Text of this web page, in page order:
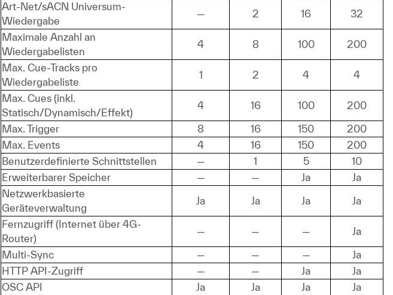
Art-Net/sACN Universum-
Wiedergabe
— 2 16 32
Maximale Anzahl an
Wiedergabelisten
4 8 100 200
Max. Cue-Tracks pro
Wiedergabeliste
1 2 4 4
Max. Cues (inkl.
Statisch/Dynamisch/Effekt)
4 16 100 200
Max. Trigger 8 16 150
200
Max. Events
4 16 150
200
Benutzerdefinierte Schnittstellen
— 1 5
10
Erweiterbarer Speicher
— — Ja
Ja
Netzwerkbasierte
Geräteverwaltung
Ja Ja Ja Ja
Fernzugriff (Internet über 4G-
Router)
— — — Ja
Multi-Sync — — —
Ja
HTTP API-Zugriff
— — Ja
Ja
OSC API
Ja Ja Ja
Ja